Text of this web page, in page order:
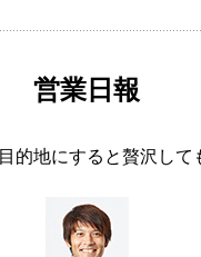
営業日報
的地にすると贅沢して